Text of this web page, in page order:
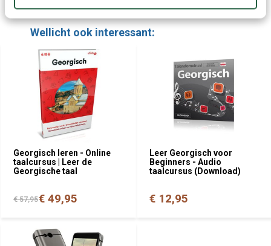
Wellicht ook interessant:
Georgisch leren - Online
taalcursus | Leer de
Georgische taal
€ 57,95€ 49,95
Leer Georgisch voor
Beginners - Audio
taalcursus (Download)
€ 12,95